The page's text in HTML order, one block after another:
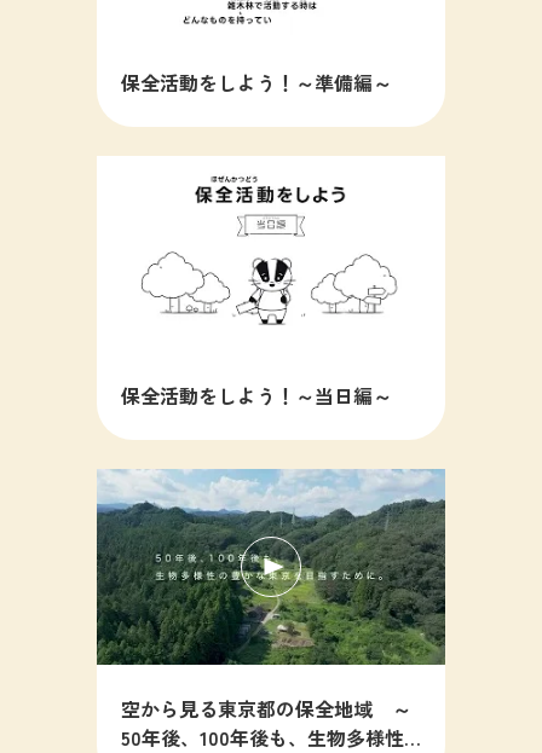
保全活動をしよう！～準備編～
保全活動をしよう！～当日編～
空から見る東京都の保全地域 ～
50年後、100年後も、生物多様性